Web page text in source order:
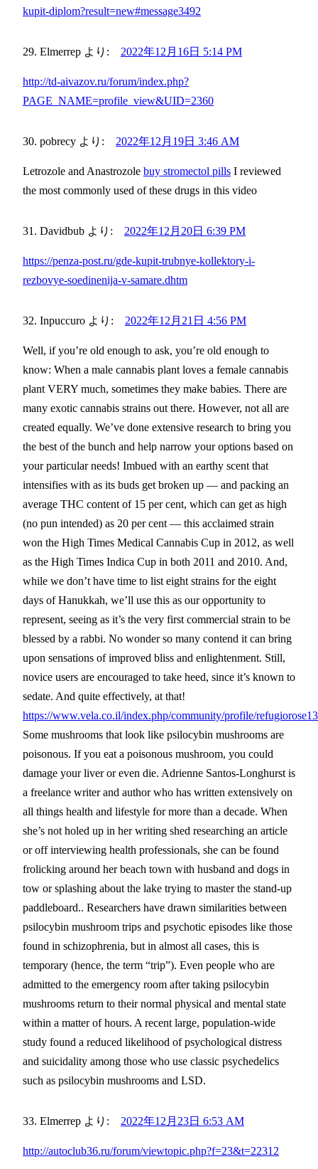
kupit-diplom?result=new#message3492
Elmerrep より: 2022年12月16日 5:14 PM
http://td-aivazov.ru/forum/index.php?
PAGE_NAME=profile_view&UID=2360
pobrecy より: 2022年12月19日 3:46 AM
Letrozole and Anastrozole buy stromectol pills I reviewed
the most commonly used of these drugs in this video
Davidbub より: 2022年12月20日 6:39 PM
https://penza-post.ru/gde-kupit-trubnye-kollektory-i-
rezbovye-soedinenija-v-samare.dhtm
Inpuccuro より: 2022年12月21日 4:56 PM
Well, if you’re old enough to ask, you’re old enough to
know: When a male cannabis plant loves a female cannabis
plant VERY much, sometimes they make babies. There are
many exotic cannabis strains out there. However, not all are
created equally. We’ve done extensive research to bring you
the best of the bunch and help narrow your options based on
your particular needs! Imbued with an earthy scent that
intensifies with as its buds get broken up — and packing an
average THC content of 15 per cent, which can get as high
(no pun intended) as 20 per cent — this acclaimed strain
won the High Times Medical Cannabis Cup in 2012, as well
as the High Times Indica Cup in both 2011 and 2010. And,
while we don’t have time to list eight strains for the eight
days of Hanukkah, we’ll use this as our opportunity to
represent, seeing as it’s the very first commercial strain to be
blessed by a rabbi. No wonder so many contend it can bring
upon sensations of improved bliss and enlightenment. Still,
novice users are encouraged to take heed, since it’s known to
sedate. And quite effectively, at that!
https://www.vela.co.il/index.php/community/profile/
Some mushrooms that look like psilocybin mushrooms are
poisonous. If you eat a poisonous mushroom, you could
damage your liver or even die. Adrienne Santos-Longhurst is
a freelance writer and author who has written extensively on
all things health and lifestyle for more than a decade. When
she’s not holed up in her writing shed researching an article
or off interviewing health professionals, she can be found
frolicking around her beach town with husband and dogs in
tow or splashing about the lake trying to master the stand-up
paddleboard.. Researchers have drawn similarities between
psilocybin mushroom trips and psychotic episodes like those
found in schizophrenia, but in almost all cases, this is
temporary (hence, the term “trip”). Even people who are
admitted to the emergency room after taking psilocybin
mushrooms return to their normal physical and mental state
within a matter of hours. A recent large, population-wide
study found a reduced likelihood of psychological distress
and suicidality among those who use classic psychedelics
such as psilocybin mushrooms and LSD.
Elmerrep より: 2022年12月23日 6:53 AM
http://autoclub36.ru/forum/viewtopic.php?f=23&t=22312